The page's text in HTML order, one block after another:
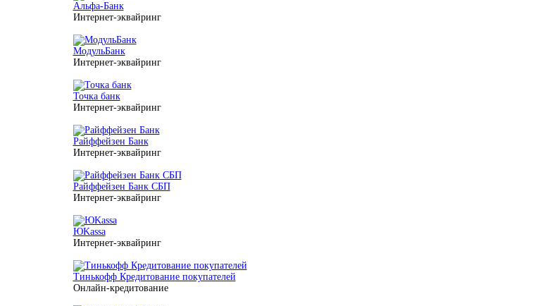
Альфа-Банк
Интернет-эквайринг
МодульБанк
Интернет-эквайринг
Точка банк
Интернет-эквайринг
Райффейзен Банк
Интернет-эквайринг
Райффейзен Банк СБП
Интернет-эквайринг
ЮKassa
Интернет-эквайринг
Тинькофф Кредитование покупателей
Онлайн-кредитование